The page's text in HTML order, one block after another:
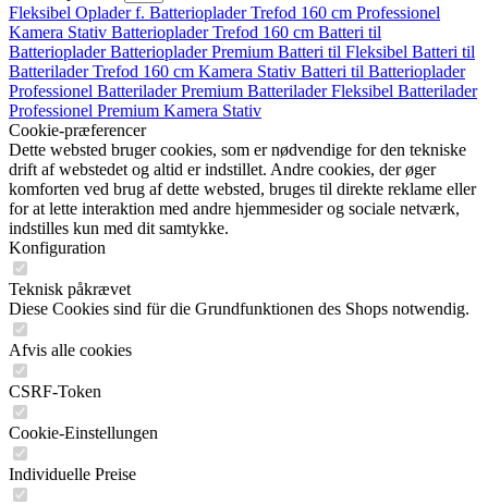
Fleksibel Oplader f. BatteriopladerTrefod 160 cm Professionel
Kamera Stativ BatteriopladerTrefod 160 cm Batteri til
BatteriopladerBatteriopladerPremium Batteri til Fleksibel Batteri til
BatteriladerTrefod 160 cm Kamera Stativ Batteri til Batterioplader
Professionel BatteriladerPremium BatteriladerFleksibel Batterilader
Professionel Premium Kamera Stativ
Cookie-præferencer
Dette websted bruger cookies, som er nødvendige for den tekniske
drift af webstedet og altid er indstillet. Andre cookies, der øger
komforten ved brug af dette websted, bruges til direkte reklame eller
for at lette interaktion med andre hjemmesider og sociale netværk,
indstilles kun med dit samtykke.
Konfiguration
Teknisk påkrævet
Diese Cookies sind für die Grundfunktionen des Shops notwendig.
Afvis alle cookies
CSRF-Token
Cookie-Einstellungen
Individuelle Preise